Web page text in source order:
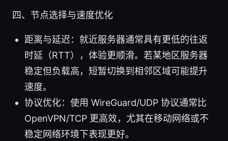
四、节点选择与速度优化
距离与延迟：就近服务器通常具有更低的往返
时延（RTT），体验更顺滑。若某地区服务器
稳定但负载高，短暂切换到相邻区域可能提升
速度。
协议优化：使用 WireGuard/UDP 协议通常比
OpenVPN/TCP 更高效，尤其在移动网络或不
稳定网络环境下表现更好。